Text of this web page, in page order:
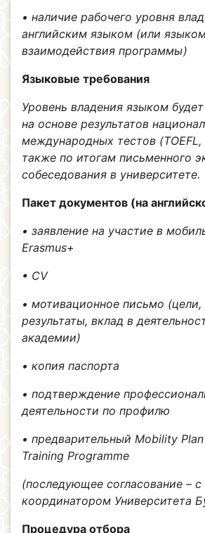
• наличие рабочего уровня
английским языком (или
взаимодействия программы)
Языковые требования
Уровень владения языком
на основе результатов
международных тестов (TOEFL,
также по итогам письменного
собеседования в университете.
Пакет документов (на
• заявление на участие в
Erasmus+
• CV
• мотивационное письмо
результаты, вклад в
академии)
• копия паспорта
• подтверждение
деятельности по профилю
• предварительный Mobility
Training Programme
(последующее согласование – с
координатором Университета
Процедура отбора